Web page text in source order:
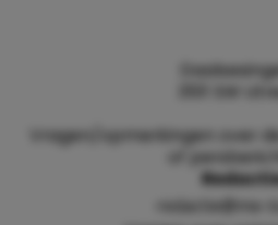
3511 SW
Vragen/opmerkingen over
of
redactie@me-